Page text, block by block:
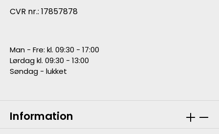
CVR nr.: 17857878
Man - Fre: kl. 09:30 - 17:00
Lørdag kl. 09:30 - 13:00
Søndag - lukket
Information